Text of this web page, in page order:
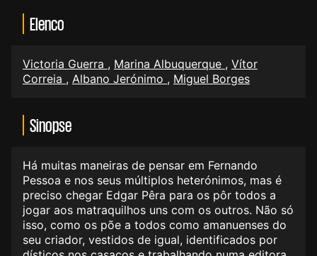
Elenco
Victoria Guerra , Marina Albuquerque , Vítor
Correia , Albano Jerónimo , Miguel Borges
Sinopse
Há muitas maneiras de pensar em Fernando
Pessoa e nos seus múltiplos heterónimos, mas é
preciso chegar Edgar Pêra para os pôr todos a
jogar aos matraquilhos uns com os outros. Não só
isso, como os põe a todos como amanuenses do
seu criador, vestidos de igual, identificados por